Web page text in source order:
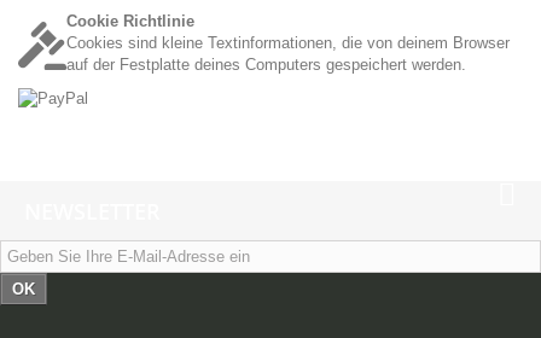
Cookie Richtlinie
Cookies sind kleine Textinformationen, die von deinem Browser
auf der Festplatte deines Computers gespeichert werden.
OK